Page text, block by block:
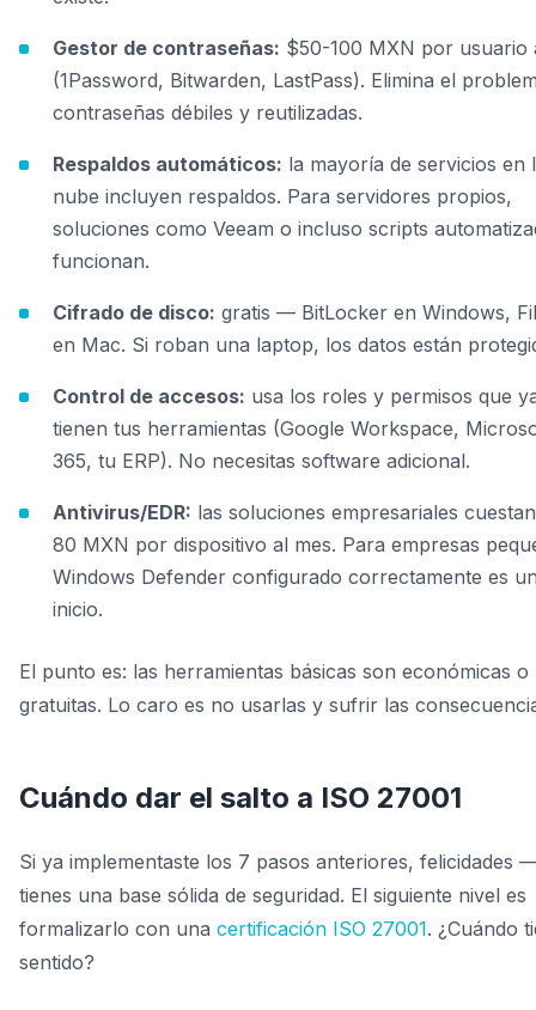
Gestor de contraseñas: $50-100 MXN por usuario
(1Password, Bitwarden, LastPass). Elimina el
contraseñas débiles y reutilizadas.
Respaldos automáticos: la mayoría de servicios en
nube incluyen respaldos. Para servidores propios,
soluciones como Veeam o incluso scripts
funcionan.
Cifrado de disco: gratis — BitLocker en Windows,
en Mac. Si roban una laptop, los datos están
Control de accesos: usa los roles y permisos que
tienen tus herramientas (Google Workspace,
365, tu ERP). No necesitas software adicional.
Antivirus/EDR: las soluciones empresariales
80 MXN por dispositivo al mes. Para empresas
Windows Defender configurado correctamente es
inicio.
El punto es: las herramientas básicas son económicas o
gratuitas. Lo caro es no usarlas y sufrir las
Cuándo dar el salto a ISO 27001
Si ya implementaste los 7 pasos anteriores, felicidades
tienes una base sólida de seguridad. El siguiente nivel es
formalizarlo con una certificación ISO 27001. ¿Cuándo
sentido?